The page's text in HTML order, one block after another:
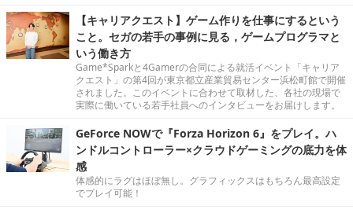
【キャリアクエスト】ゲーム作りを仕事にするという
こと。セガの若手の事例に見る，ゲームプログラマと
いう働き方
Game*Sparkと4Gamerの合同による就活イベント「キャリア
クエスト」の第4回が東京都立産業貿易センター浜松町館で開催
されました。このイベントに合わせて取材した、各社の現場で
実際に働いている若手社員へのインタビューをお届けします。
GeForce NOWで『Forza Horizon 6』をプレイ。ハ
ンドルコントローラー×クラウドゲーミングの底力を体
感
体感的にラグはほぼ無し。グラフィックスはもちろん最高設定
でプレイ可能！